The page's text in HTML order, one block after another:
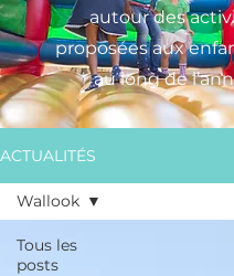
autour des
proposées aux
au long de
ACTUALITÉS
Tous les
posts
Wallook